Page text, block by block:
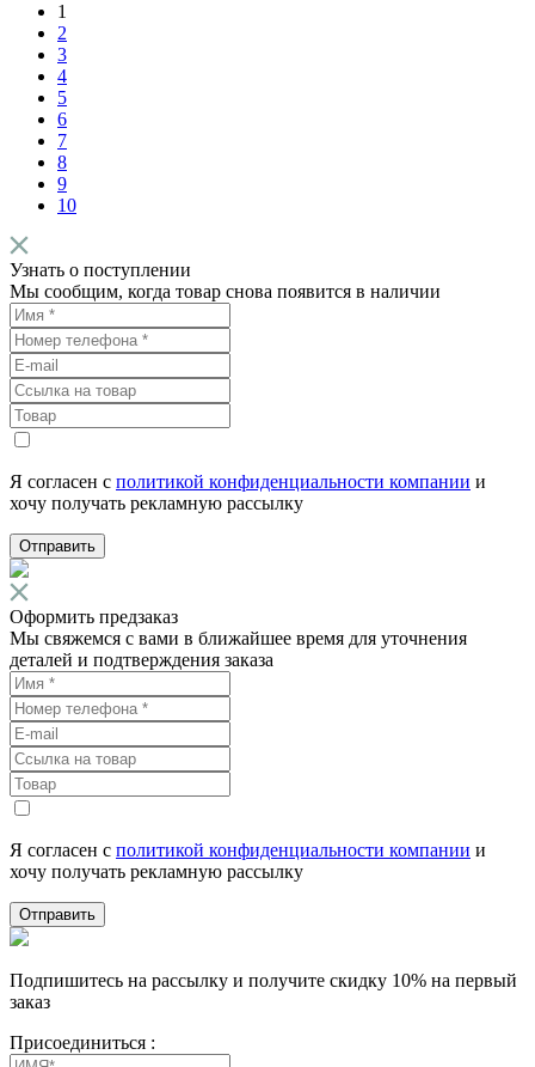
1
2
3
4
5
6
7
8
9
10
Узнать о поступлении
Мы сообщим, когда товар снова появится в наличии
Я согласен с политикой конфиденциальности компании и
хочу получать рекламную рассылку
Отправить
Оформить предзаказ
Мы свяжемся с вами в ближайшее время для уточнения
деталей и подтверждения заказа
Я согласен с политикой конфиденциальности компании и
хочу получать рекламную рассылку
Отправить
Подпишитесь на рассылку и получите скидку 10% на первый
заказ
Присоединиться :